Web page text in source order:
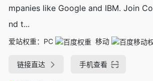
mpanies like Google and IBM. Join
nd t...
爱站权重： PC 移动
链接直达 手机查看